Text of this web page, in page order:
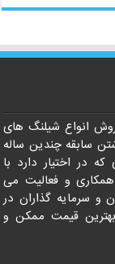
انواع شیلنگ های
سابقه چندین ساله
در اختیار دارد با
و فعالیت می
و سرمایه گذاران در
قیمت ممکن و
09129586863